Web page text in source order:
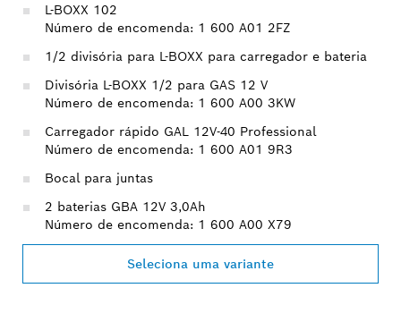
L-BOXX 102
Número de encomenda: 1 600 A01 2FZ
1/2 divisória para L-BOXX para carregador e bateria
Divisória L-BOXX 1/2 para GAS 12 V
Número de encomenda: 1 600 A00 3KW
Carregador rápido GAL 12V-40 Professional
Número de encomenda: 1 600 A01 9R3
Bocal para juntas
2 baterias GBA 12V 3,0Ah
Número de encomenda: 1 600 A00 X79
Seleciona uma variante